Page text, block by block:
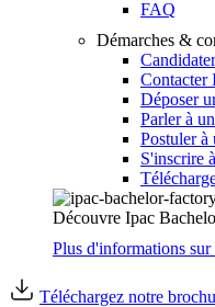
FAQ
Démarches &
Contacter
Déposer
Parler à
Postuler à
S'inscrire
Découvre Ipac
Plus d'informations sur
Téléchargez notre